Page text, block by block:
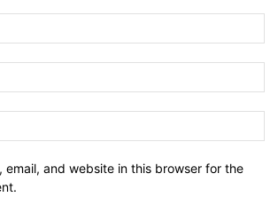
email, and website in this browser for the